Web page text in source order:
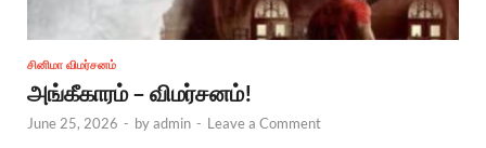
சினிமா விமர்சனம்
அங்கீகாரம் – விமர்சனம்!
June 25, 2026 - byadmin - Leave a Comment